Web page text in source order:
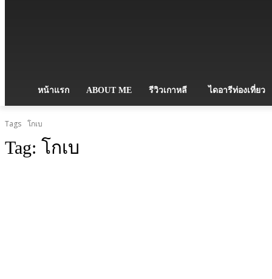
หน้าแรก ABOUT ME รีวิวเกาหลี ไดอารีท่องเที่ยว
Tags โกเบ
Tag: โกเบ